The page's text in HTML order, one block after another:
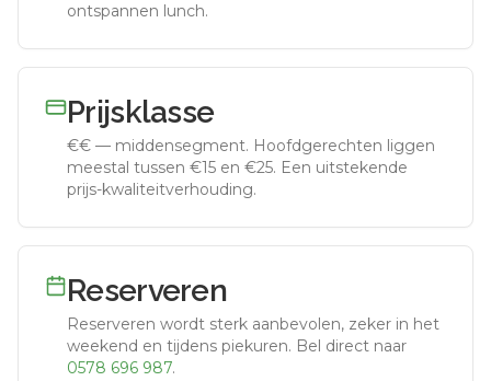
ontspannen lunch.
Prijsklasse
€€ — middensegment. Hoofdgerechten liggen
meestal tussen €15 en €25. Een uitstekende
prijs-kwaliteitverhouding.
Reserveren
Reserveren wordt sterk aanbevolen, zeker in het
weekend en tijdens piekuren. Bel direct naar
0578 696 987.